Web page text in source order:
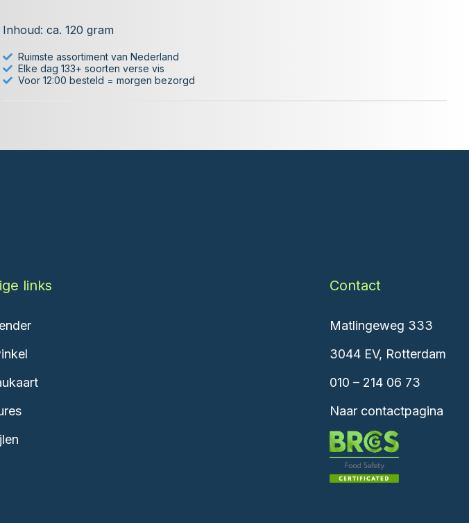
Inhoud: ca. 120 gram
Ruimste assortiment van Nederland
Elke dag 133+ soorten verse vis
Voor 12:00 besteld = morgen bezorgd
links Contact
Matlingeweg 333
3044 EV, Rotterdam
010 – 214 06 73
Naar contactpagina